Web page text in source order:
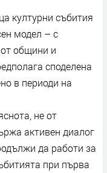
културни събития
модел – с
общини и
споделена
в периоди на
не от
активен диалог
да работи за
при първа